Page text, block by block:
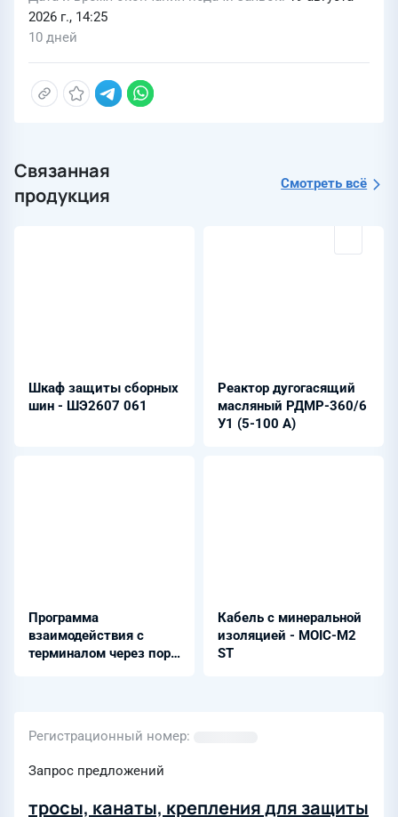
2026 г., 14:25
10 дней
Связанная
продукция
Смотреть всё
Шкаф защиты сборных
шин - ШЭ2607 061
Реактор дугогасящий
масляный РДМР-360/6
У1 (5-100 А)
Программа
взаимодействия с
терминалом через порт
Кабель с минеральной
изоляцией - MOIC-M2
ST
Регистрационный номер
Запрос предложений
тросы, канаты, крепления для защиты